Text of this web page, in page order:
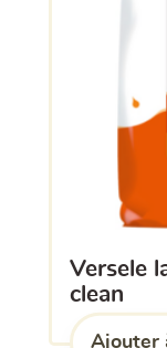
versele laga oropharma body
clean
Ajouter